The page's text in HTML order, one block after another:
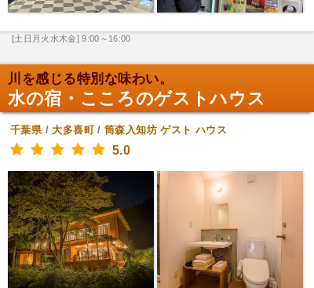
[土日月火水木金] 9:00～16:00
川を感じる特別な味わい。
水の宿・こころのゲストハウス
千葉県/大多喜町/筒森入知坊 ゲスト ハウス
5.0